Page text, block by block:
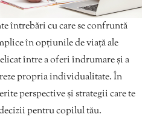
întrebări cu care se confruntă
în opțiunile de viață ale
între a oferi îndrumare și a
propria individualitate. În
perspective și strategii care te
pentru copilul tău.